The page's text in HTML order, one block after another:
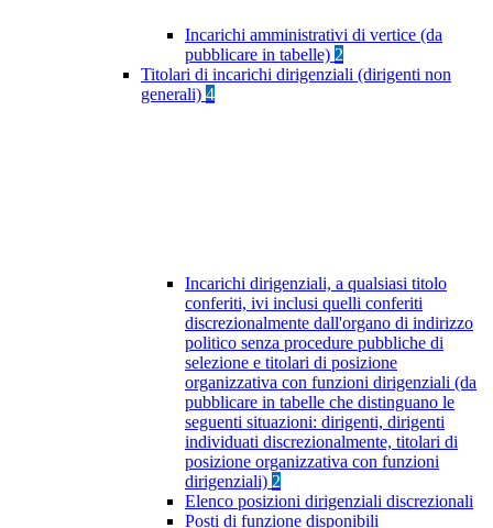
Incarichi amministrativi di vertice (da
pubblicare in tabelle) 2
Titolari di incarichi dirigenziali (dirigenti non
generali) 4
Incarichi dirigenziali, a qualsiasi titolo
conferiti, ivi inclusi quelli conferiti
discrezionalmente dall'organo di indirizzo
politico senza procedure pubbliche di
selezione e titolari di posizione
organizzativa con funzioni dirigenziali (da
pubblicare in tabelle che distinguano le
seguenti situazioni: dirigenti, dirigenti
individuati discrezionalmente, titolari di
posizione organizzativa con funzioni
dirigenziali) 2
Elenco posizioni dirigenziali discrezionali
Posti di funzione disponibili